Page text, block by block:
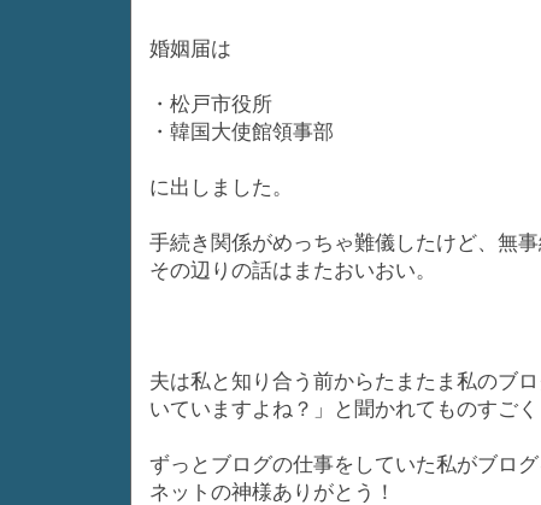
婚姻届は
・松戸市役所
・韓国大使館領事部
に出しました。
手続き関係がめっちゃ難儀したけど、無
その辺りの話はまたおいおい。
夫は私と知り合う前からたまたま私のブ
いていますよね？」と聞かれてものすご
ずっとブログの仕事をしていた私がブロ
ネットの神様ありがとう！